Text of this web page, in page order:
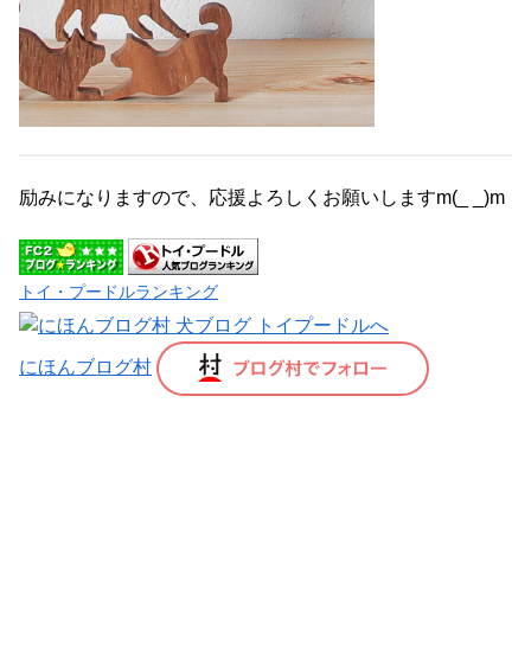
励みになりますので、応援よろしくお願いしますm(_ _)m
トイ・プードルランキング
にほんブログ村